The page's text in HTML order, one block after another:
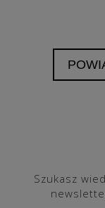
Szukasz